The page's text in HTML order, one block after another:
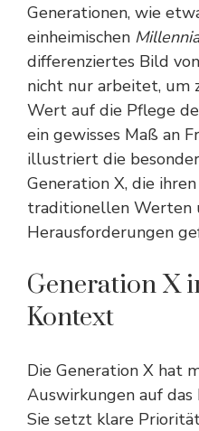
Generationen, wie
einheimischen
differenziertes Bild
nicht nur arbeitet, um
Wert auf die Pflege
ein gewisses Maß an
illustriert die
Generation X, die
traditionellen Werten
Herausforderungen
Generation X
Kontext
Die Generation X hat
Auswirkungen auf
Sie setzt klare